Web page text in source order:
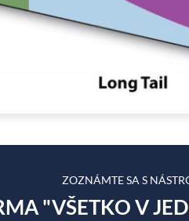
ZOZNÁMTE SA S
"VŠETKO V